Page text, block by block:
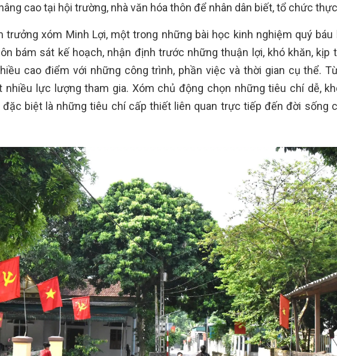
cao tại hội trường, nhà văn hóa thôn để nhân dân biết, tổ chức
trưởng xóm Minh Lợi, một trong những bài học kinh nghiệm quý báu
bám sát kế hoạch, nhận định trước những thuận lợi, khó khăn, kịp
cao điểm với những công trình, phần việc và thời gian cụ thể.
nhiều lực lượng tham gia. Xóm chủ động chọn những tiêu chí dễ,
biệt là những tiêu chí cấp thiết liên quan trực tiếp đến đời sống